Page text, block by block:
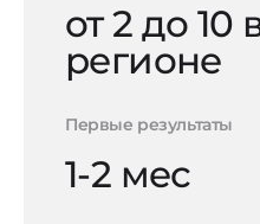
от 2 до 10
регионе
Первые результаты
1-2 мес